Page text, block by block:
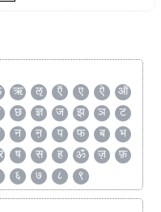
ऋ ऌ ऍ ए ऐ
ऑ
छ ज्ञ ज झ ञ
ट
न ऩ प फ ब
भ
ष स ह ॐ ज़
फ़
६ ७ ८ ९